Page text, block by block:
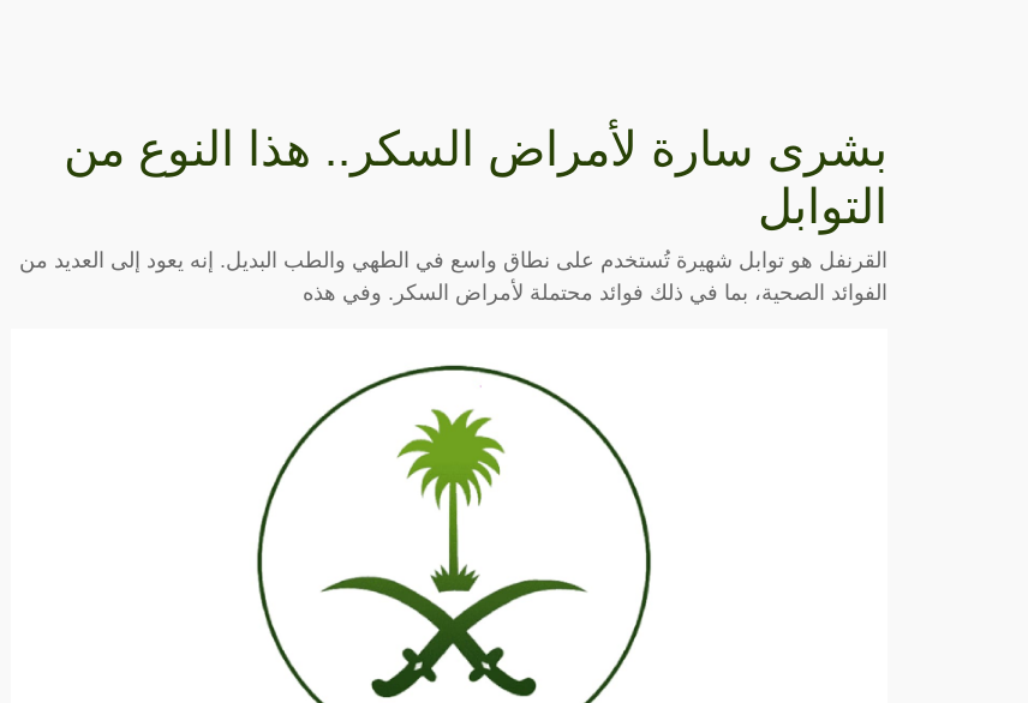
بشرى سارة لأمراض السكر.. هذا النوع من
التوابل
القرنفل هو توابل شهيرة تُستخدم على نطاق واسع في الطهي والطب البديل. إنه يعود إلى العديد من
الفوائد الصحية، بما في ذلك فوائد محتملة لأمراض السكر. وفي هذه